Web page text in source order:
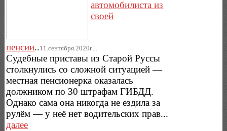
автомобилиста из
своей
пенсии..11.сентября.2020г..|.
Судебные приставы из Старой Руссы
столкнулись со сложной ситуацией —
местная пенсионерка оказалась
должником по 30 штрафам ГИБДД.
Однако сама она никогда не ездила за
рулём — у неё нет водительских прав...
далее